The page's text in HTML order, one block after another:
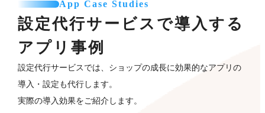
App Case Studies
設定代行サービスで導入する
アプリ事例
設定代行サービスでは、ショップの成長に効果的なアプリの
導入・設定も代行します。
実際の導入効果をご紹介します。